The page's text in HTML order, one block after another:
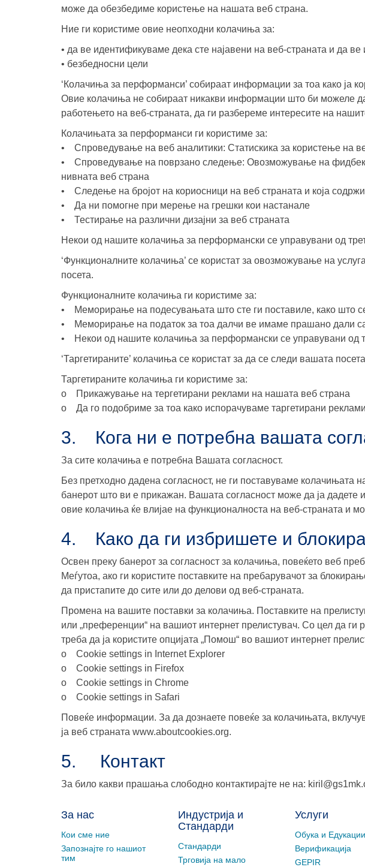
може да обезбедиме користење на нашата веб страна.
Ние ги користиме овие неопходни колачиња за:
• да ве идентификуваме дека сте најавени на веб-страната и да
• безбедносни цели
‘Колачиња за перформанси’ собираат информации за тоа како ја
Овие колачиња не собираат никакви информации што би можеле
работењето на веб-страната, да ги разбереме интересите на
Колачињата за перформанси ги користиме за:
• Спроведување на веб аналитики: Статискика за користење на
• Спроведување на поврзано следење: Овозможување на фидбек
нивната веб страна
• Следење на бројот на кориосници на веб страната и која
• Да ни помогне при мерење на грешки кои настанале
• Тестирање на различни дизајни за веб страната
Некои од нашите колачиња за перформански се управувани од
‘Функционалните колачиња’ се користат за овозможување на
посета.
Функционалните колачиња ги користиме за:
• Меморирање на подесувањата што сте ги поставиле, како што
• Меморирање на податок за тоа далчи ве имаме прашано дали
• Некои од нашите колачиња за перформански се управувани од
‘Таргетираните’ колачиња се користат за да се следи вашата
Таргетираните колачиња ги користиме за:
o Прикажување на тергетирани реклами на нашата веб страна
o Да го подобриме за тоа како испорачуваме таргетирани
3. Кога ни е потребна вашата
За сите колачиња е потребна Вашата согласност.
Без претходно дадена согласност, не ги поставуваме
банерот што ви е прикажан. Вашата согласност може да ја
овие колачиња ќе влијае на функционалноста на веб-страната и
4. Како да ги избришете и
Освен преку банерот за согласност за колачиња, повеќето веб
Меѓутоа, ако ги користите поставките на пребарувачот за
да пристапите до сите или до делови од веб-страната.
Промена на вашите поставки за колачиња. Поставките на
или „преференции“ на вашиот интернет прелистувач. Со цел да
треба да ја користите опцијата „Помош“ во вашиот интернет
o Cookie settings in Internet Explorer
o Cookie settings in Firefox
o Cookie settings in Chrome
o Cookie settings in Safari
Повeќе информации. За да дознаете повеќе за колачињата,
ја веб страната www.aboutcookies.org.
5. Контакт
За било какви прашања слободно контактирајте не на:
За нас
Кои сме ние
Запознајте го нашиот
тим
Индустрија и
Стандарди
Стандарди
Трговија на мало
Услуги
Обука и Едукации
Верификација
GEPIR